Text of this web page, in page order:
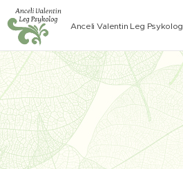
Anceli Valentin Leg Psykolog